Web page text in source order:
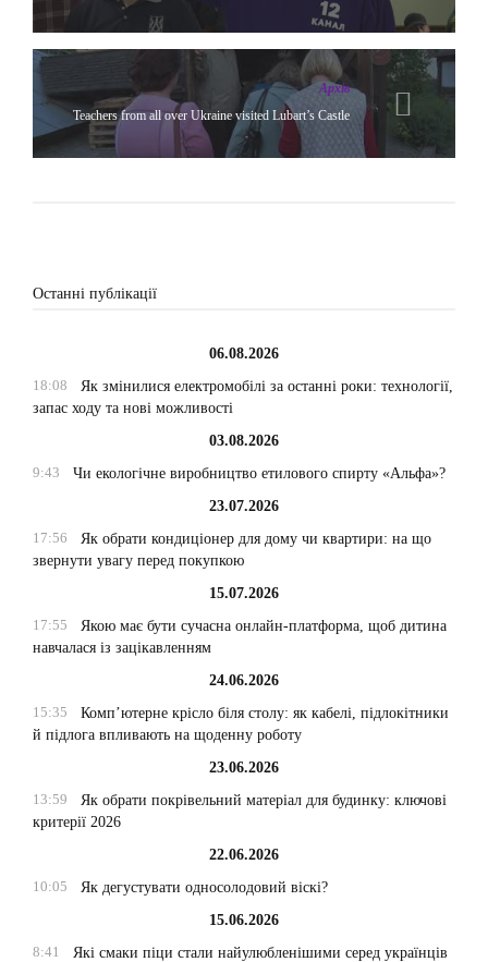
Архів
Teachers from all over Ukraine visited Lubart’s Castle
Останні публікації
06.08.2026
18:08
Як змінилися електромобілі за останні роки: технології,
запас ходу та нові можливості
03.08.2026
9:43
Чи екологічне виробництво етилового спирту «Альфа»?
23.07.2026
17:56
Як обрати кондиціонер для дому чи квартири: на що
звернути увагу перед покупкою
15.07.2026
17:55
Якою має бути сучасна онлайн-платформа, щоб дитина
навчалася із зацікавленням
24.06.2026
15:35
Комп’ютерне крісло біля столу: як кабелі, підлокітники
й підлога впливають на щоденну роботу
23.06.2026
13:59
Як обрати покрівельний матеріал для будинку: ключові
критерії 2026
22.06.2026
10:05
Як дегустувати односолодовий віскі?
15.06.2026
8:41
Які смаки піци стали найулюбленішими серед українців